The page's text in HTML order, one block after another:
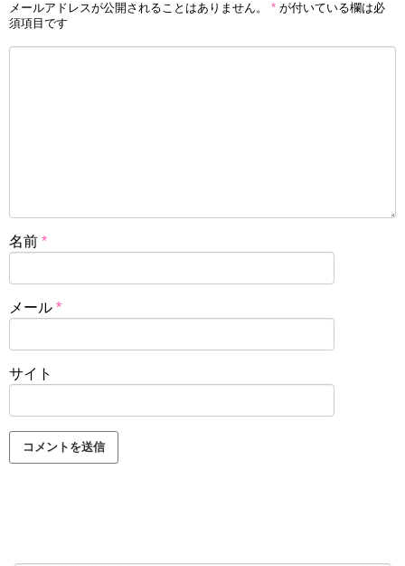
メールアドレスが公開されることはありません。 * が付いている欄は必
須項目です
名前 *
メール *
サイト